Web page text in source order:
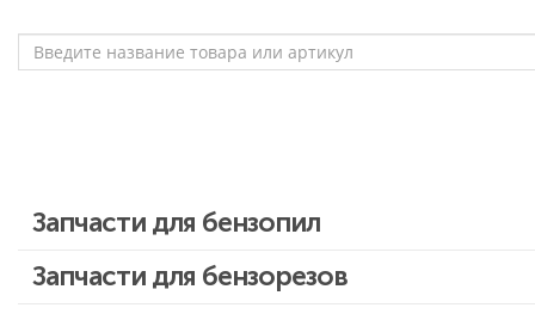
Запчасти для бензопил
Запчасти для бензопил Stihl
Запчасти для бензорезов